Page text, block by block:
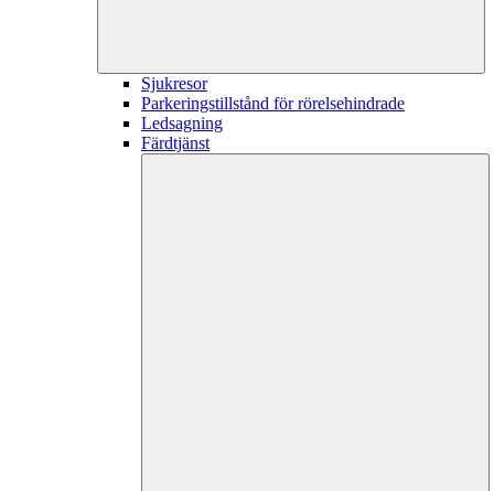
Sjukresor
Parkeringstillstånd för rörelsehindrade
Ledsagning
Färdtjänst